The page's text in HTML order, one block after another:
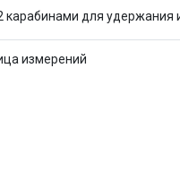
карабинами для
измерений